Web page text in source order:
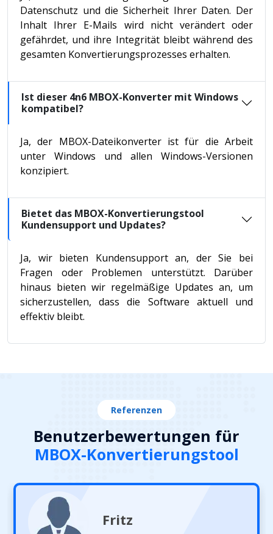
Datenschutz und die Sicherheit Ihrer Daten. Der
Inhalt Ihrer E-Mails wird nicht verändert oder
gefährdet, und ihre Integrität bleibt während des
gesamten Konvertierungsprozesses erhalten.
Ist dieser 4n6 MBOX-Konverter mit Windows
kompatibel?
Ja, der MBOX-Dateikonverter ist für die Arbeit
unter Windows und allen Windows-Versionen
konzipiert.
Bietet das MBOX-Konvertierungstool
Kundensupport und Updates?
Ja, wir bieten Kundensupport an, der Sie bei
Fragen oder Problemen unterstützt. Darüber
hinaus bieten wir regelmäßige Updates an, um
sicherzustellen, dass die Software aktuell und
effektiv bleibt.
Referenzen
Benutzerbewertungen für
MBOX-Konvertierungstool
Fritz